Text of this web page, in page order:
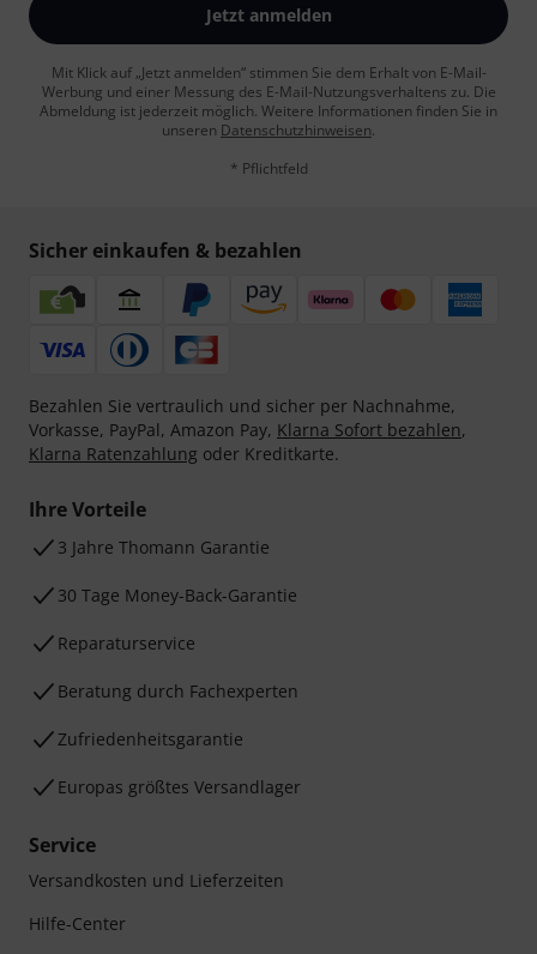
Jetzt anmelden
Mit Klick auf „Jetzt anmelden“ stimmen Sie dem Erhalt von E-Mail-
Werbung und einer Messung des E-Mail-Nutzungsverhaltens zu. Die
Abmeldung ist jederzeit möglich. Weitere Informationen finden Sie in
unseren Datenschutzhinweisen.
* Pflichtfeld
Sicher einkaufen & bezahlen
Bezahlen Sie vertraulich und sicher per Nachnahme,
Vorkasse, PayPal, Amazon Pay, Klarna Sofort bezahlen,
Klarna Ratenzahlung oder Kreditkarte.
Ihre Vorteile
3 Jahre Thomann Garantie
30 Tage Money-Back-Garantie
Reparaturservice
Beratung durch Fachexperten
Zufriedenheitsgarantie
Europas größtes Versandlager
Service
Versandkosten und Lieferzeiten
Hilfe-Center